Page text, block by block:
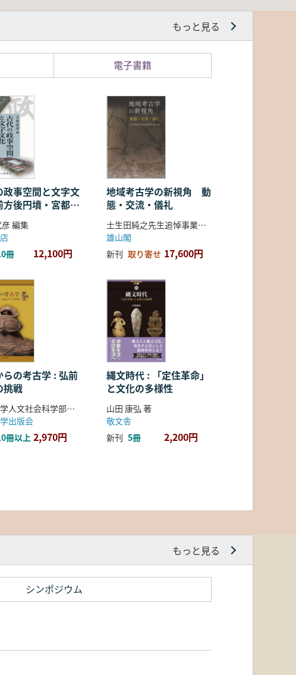
もっと見る
電子書籍
政事空間と文字文
後円墳・宮都・
編集
冊 12,100円
地域考古学の新視角 動
態・交流・儀礼
土生田純之先生追悼事業会 編
雄山閣
新刊 取り寄せ 17,600円
らの考古学 : 弘前
挑戦
弘前大学人文社会科学部北日本考古学研究センター 編
出版会
冊以上 2,970円
縄文時代 : 「定住革命」
と文化の多様性
山田 康弘 著
敬文舎
新刊 5冊 2,200円
もっと見る
シンポジウム